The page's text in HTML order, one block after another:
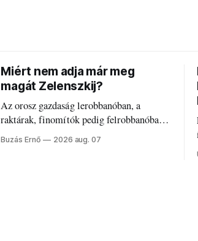
Miért nem adja már meg
magát Zelenszkij?
Az orosz gazdaság lerobbanóban, a
raktárak, finomítók pedig felrobbanóban.
Akárcsak az ukrán népharag, amikor
elégedetlen vezetőivel.
Buzás Ernő 2026 aug. 07